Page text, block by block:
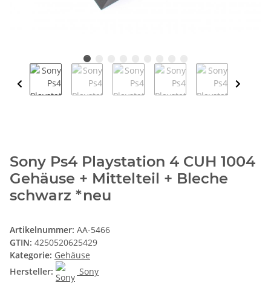
Sony Ps4 Playstation 4 CUH 1004
Gehäuse + Mittelteil + Bleche
schwarz *neu
Artikelnummer: AA-5466
GTIN: 4250520625429
Kategorie: Gehäuse
Hersteller:
Sony